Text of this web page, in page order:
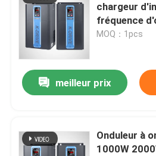
Aperçu
chargeur
fréquence
pour la
MOQ：1pcs
meilleur prix
Onduleur à
1000W